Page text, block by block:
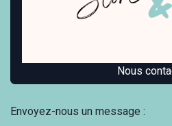
Nous
Envoyez-nous un message :